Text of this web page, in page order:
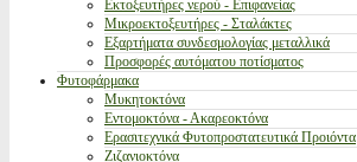
Εκτοξευτήρες νερού - Επιφανείας
Μικροεκτοξευτήρες - Σταλάκτες
Εξαρτήματα συνδεσμολογίας μεταλλικά
Προσφορές αυτόματου ποτίσματος
Φυτοφάρμακα
Μυκητοκτόνα
Εντομοκτόνα - Ακαρεοκτόνα
Ερασιτεχνικά Φυτοπροστατευτικά Προιόντα
Ζιζανιοκτόνα